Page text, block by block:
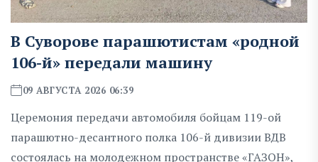
В Суворове парашютистам «родной
106-й» передали машину
09 АВГУСТА 2026 06:39
Церемония передачи автомобиля бойцам 119-ой
парашютно-десантного полка 106-й дивизии ВДВ
состоялась на молодежном пространстве «ГАЗОН»,